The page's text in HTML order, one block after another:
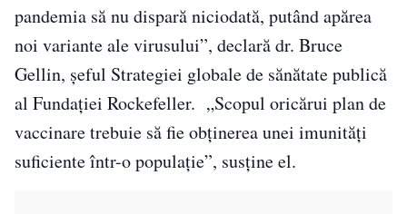
pandemia să nu dispară niciodată, putând apărea
noi variante ale virusului”, declară dr. Bruce
Gellin, șeful Strategiei globale de sănătate publică
al Fundației Rockefeller. „Scopul oricărui plan de
vaccinare trebuie să fie obținerea unei imunități
suficiente într-o populație”, susține el.